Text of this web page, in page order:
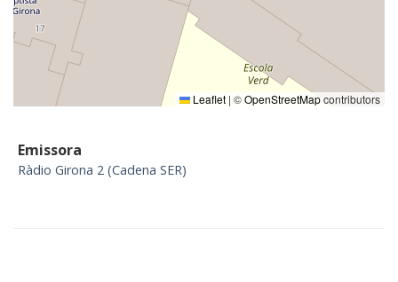
Leaflet | ©OpenStreetMapcontributors
Emissora
Ràdio Girona 2 (Cadena SER)